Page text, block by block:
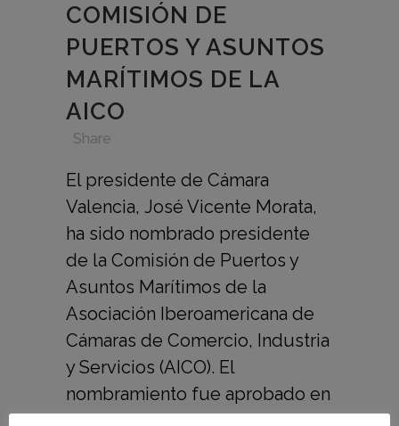
COMISIÓN DE
PUERTOS Y ASUNTOS
MARÍTIMOS DE LA
AICO
Share
El presidente de Cámara
Valencia, José Vicente Morata,
ha sido nombrado presidente
de la Comisión de Puertos y
Asuntos Marítimos de la
Asociación Iberoamericana de
Cámaras de Comercio, Industria
y Servicios (AICO). El
nombramiento fue aprobado en
el XLIX Consejo Directivo de la